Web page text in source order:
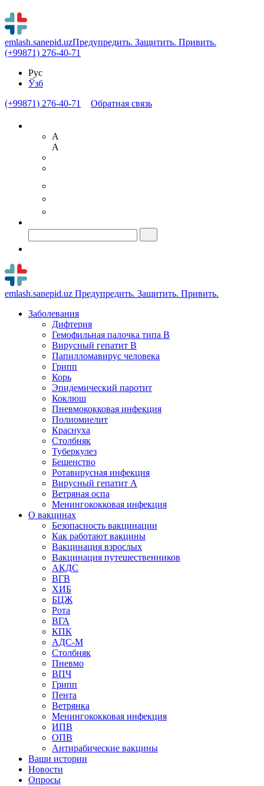
emlash.sanepid.uzПредупредить. Защитить. Привить.
(+99871) 276-40-71
Рус
Ўзб
(+99871) 276-40-71
Обратная связь
A
A
emlash.sanepid.uz Предупредить. Защитить. Привить.
Заболевания
Дифтерия
Гемофильная палочка типа B
Вирусный гепатит В
Папилломавирус человека
Грипп
Корь
Эпидемический паротит
Коклюш
Пневмококковая инфекция
Полиомиелит
Краснуха
Столбняк
Туберкулез
Бешенство
Ротавирусная инфекция
Вирусный гепатит А
Ветряная оспа
Менингококковая инфекция
О вакцинах
Безопасность вакцинации
Как работают вакцины
Вакцинация взрослых
Вакцинация путешественников
АКДС
ВГВ
ХИБ
БЦЖ
Рота
ВГА
КПК
АДС-М
Столбняк
Пневмо
ВПЧ
Грипп
Пента
Ветрянка
Менингококковая инфекция
ИПВ
ОПВ
Антирабические вакцины
Ваши истории
Новости
Опросы